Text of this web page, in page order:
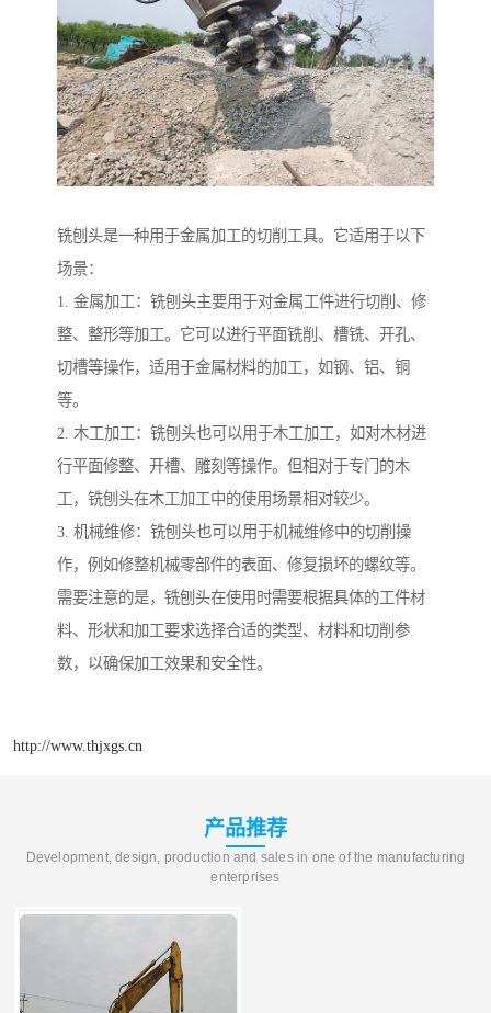
铣刨头是一种用于金属加工的切削工具。它适用于以下
场景：
1. 金属加工：铣刨头主要用于对金属工件进行切削、修
整、整形等加工。它可以进行平面铣削、槽铣、开孔、
切槽等操作，适用于金属材料的加工，如钢、铝、铜
等。
2. 木工加工：铣刨头也可以用于木工加工，如对木材进
行平面修整、开槽、雕刻等操作。但相对于专门的木
工，铣刨头在木工加工中的使用场景相对较少。
3. 机械维修：铣刨头也可以用于机械维修中的切削操
作，例如修整机械零部件的表面、修复损坏的螺纹等。
需要注意的是，铣刨头在使用时需要根据具体的工件材
料、形状和加工要求选择合适的类型、材料和切削参
数，以确保加工效果和安全性。
http://www.thjxgs.cn
产品推荐
Development, design, production and sales in one of the manufacturing
enterprises